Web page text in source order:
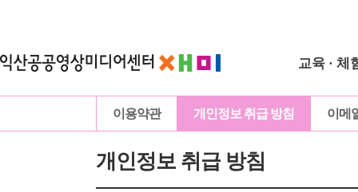
교육 · 체
이용약관 개인정보 취급 방침 이메
개인정보 취급 방침